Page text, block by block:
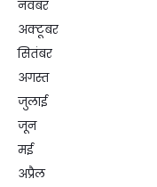
नवंबर
अक्टूबर
सितंबर
अगस्त
जुलाई
जून
मई
अप्रैल